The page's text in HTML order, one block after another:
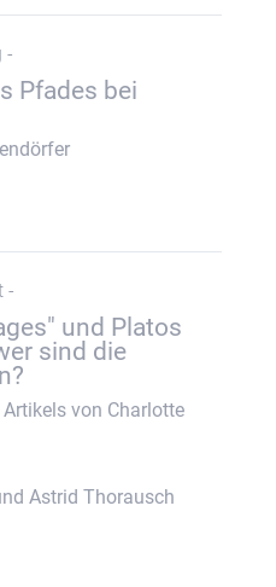
-
Pfades bei
-
und Platos
sind die
von Charlotte
Astrid Thorausch